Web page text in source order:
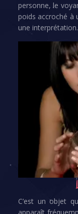
personne, le
poids accroché à
une interprétation.
C’est un objet